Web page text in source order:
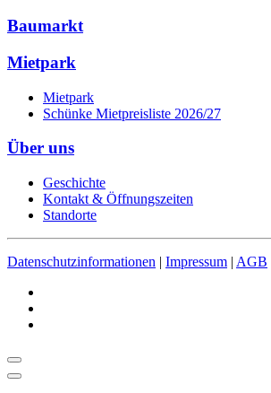
Baumarkt
Mietpark
Mietpark
Schünke Mietpreisliste 2026/27
Über uns
Geschichte
Kontakt & Öffnungszeiten
Standorte
Datenschutzinformationen | Impressum | AGB